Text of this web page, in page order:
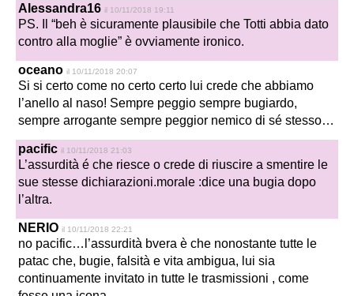
Alessandra16 il 10/11/2018 19:11
PS. Il “beh è sicuramente plausibile che Totti abbia dato
contro alla moglie” è ovviamente ironico.
oceano il 10/11/2018 20:07
Si si certo come no certo certo lui crede che abbiamo
l’anello al naso! Sempre peggio sempre bugiardo,
sempre arrogante sempre peggior nemico di sé stesso…
pacific il 10/11/2018 21:03
L’assurdità é che riesce o crede di riuscire a smentire le
sue stesse dichiarazioni.morale :dice una bugia dopo
l’altra.
NERIO il 10/11/2018 22:21
no pacific…l’assurdità bvera è che nonostante tutte le
patac che, bugie, falsità e vita ambigua, lui sia
continuamente invitato in tutte le trasmissioni , come